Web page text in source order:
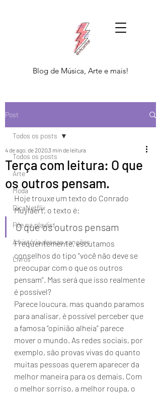
Blog de Música, Arte e mais!
Post
Todos os posts
Arte
Moda
DicaNetflix
Põe na playlist
A história dessas canções
Livros
Todos os posts
Terça com leitura: O que
os outros pensam.
4 de ago. de 20203 min de leitura
Hoje trouxe um texto do Conrado
Muylaert, o texto é:
O que os outros pensam
Frequentemente, escutamos
conselhos do tipo “você não deve se
preocupar com o que os outros
pensam”. Mas será que isso realmente
é possível?
Parece loucura, mas quando paramos
para analisar, é possível perceber que
a famosa “opinião alheia” parece
mover o mundo. As redes sociais, por
exemplo, são provas vivas do quanto
muitas pessoas querem aparecer da
melhor maneira para os demais. Com
o melhor sorriso, a melhor roupa, o